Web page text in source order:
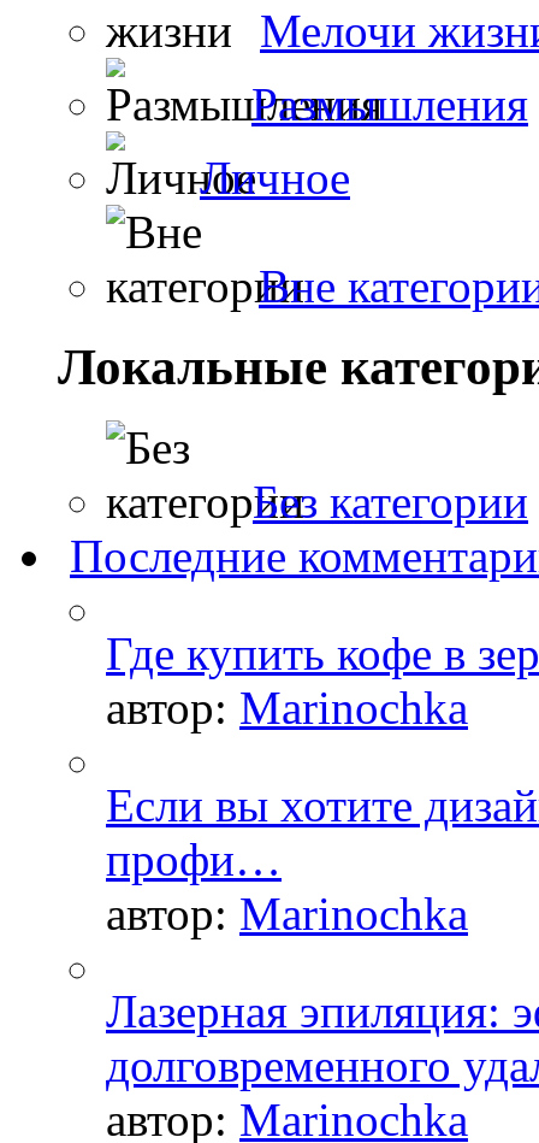
Мелочи
Размышления
Личное
Вне
Локальные
Без категории
Последние
Где купить кофе в
автор: Marinochka
Если вы хотите
профи…
автор: Marinochka
Лазерная эпиляция:
долговременного
автор: Marinochka